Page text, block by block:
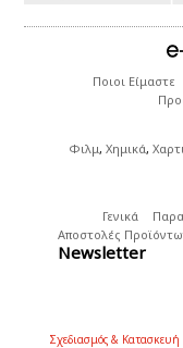
Ποιοι Είμαστε
Φιλμ, Χημικά,
Γενικά
Αποστολές
Newsletter
Σχεδιασμός &